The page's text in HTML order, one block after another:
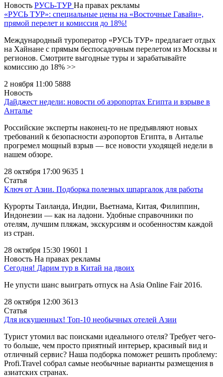
Новость РУСЬ-ТУР На правах рекламы
«РУСЬ ТУР»: специальные цены на «Восточные Гавайи»,
прямой перелет и комиссия до 18%!
Международный туроператор «РУСЬ ТУР» предлагает отдых
на Хайнане с прямым беспосадочным перелетом из Москвы и
регионов. Смотрите выгодные туры и зарабатывайте
комиссию до 18% >>
2 ноября 11:00 5888
Новость
Дайджест недели: новости об аэропортах Египта и взрыве в
Анталье
Российские эксперты наконец-то не предъявляют новых
требований к безопасности аэропортов Египта, в Анталье
прогремел мощный взрыв — все новости уходящей недели в
нашем обзоре.
28 октября 17:00 9635 1
Статья
Ключ от Азии. Подборка полезных шпаргалок для работы
Курорты Таиланда, Индии, Вьетнама, Китая, Филиппин,
Индонезии — как на ладони. Удобные справочники по
отелям, лучшим пляжам, экскурсиям и особенностям каждой
из стран.
28 октября 15:30 19601 1
Новость На правах рекламы
Сегодня! Дарим тур в Китай на двоих
Не упусти шанс выиграть отпуск на Asia Online Fair 2016.
28 октября 12:00 3613
Статья
Для искушенных! Топ-10 необычных отелей Азии
Турист утомил вас поисками идеального отеля? Требует чего-
то больше, чем просто приятный интерьер, красивый вид и
отличный сервис? Наша подборка поможет решить проблему:
Profi.Travel собрал самые необычные варианты размещения в
азиатских странах.